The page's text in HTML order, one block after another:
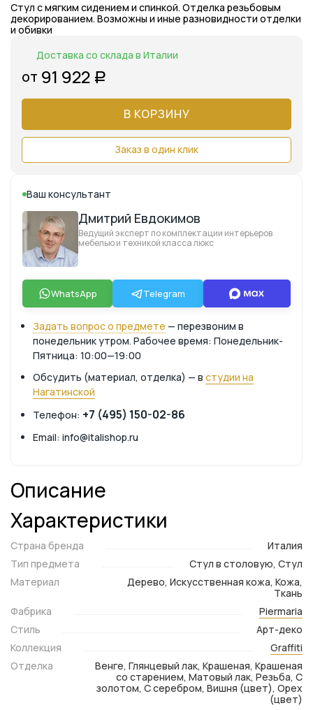
Стул с мягким сидением и спинкой. Отделка резьбовым
декорированием. Возможны и иные разновидности отделки
и обивки
Доставка со склада в Италии
от 91 922 Р
В КОРЗИНУ
Заказ в один клик
Ваш консультант
Дмитрий Евдокимов
Ведущий эксперт по комплектации интерьеров
мебелью и техникой класса люкс
WhatsApp Telegram
Задать вопрос о предмете — перезвоним в
понедельник утром. Рабочее время: Понедельник-
Пятница: 10:00—19:00
Обсудить (материал, отделка) — в студии на
Нагатинской
Телефон: +7 (495) 150-02-86
Email: info@italishop.ru
Описание
Характеристики
Страна бренда
Италия
Тип предмета
Стул в столовую, Стул
Материал
Дерево, Искусственная кожа, Кожа,
Ткань
Фабрика
Piermaria
Стиль
Арт-деко
Коллекция
Graffiti
Отделка
Венге, Глянцевый лак, Крашеная, Крашеная
со старением, Матовый лак, Резьба, С
золотом, С серебром, Вишня (цвет), Орех
(цвет)